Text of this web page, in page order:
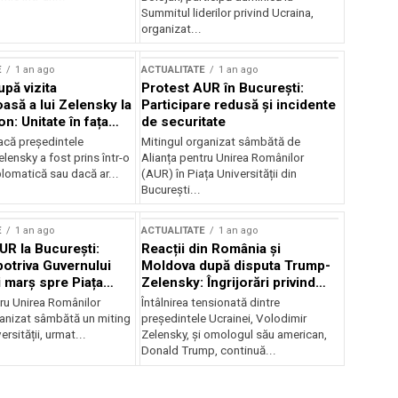
Summitul liderilor privind Ucraina,
organizat...
1 an ago
vizita
a lui Zelensky la
Unitate în fața
președintele
a fost prins într-o
sau dacă ar...
ACTUALITATE 1 an ago
Protest AUR în București:
Participare redusă și incidente
de securitate
Mitingul organizat sâmbătă de
Alianța pentru Unirea Românilor
(AUR) în Piața Universității din
București...
1 an ago
la București:
Guvernului
spre Piața
Unirea Românilor
sâmbătă un miting
urmat...
ACTUALITATE 1 an ago
Reacții din România și
Moldova după disputa Trump-
Zelensky: Îngrijorări privind
securitatea regională
Întâlnirea tensionată dintre
președintele Ucrainei, Volodimir
Zelensky, și omologul său american,
Donald Trump, continuă...